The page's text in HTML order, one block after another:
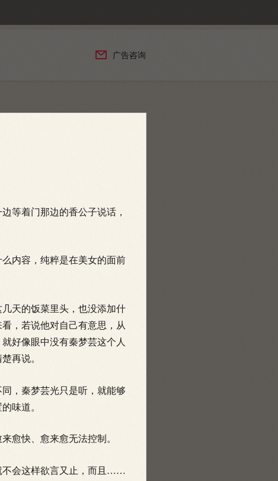
 广告咨询
等着门那边的香公子说话，
内容，纯粹是在美女的面前
天的饭菜里头，也没添加什
，若说他对自己有意思，从
好像眼中没有秦梦芸这个人
再说。
，秦梦芸光只是听，就能够
味道。
愈快、愈来愈无法控制。
不会这样欲言又止，而且……